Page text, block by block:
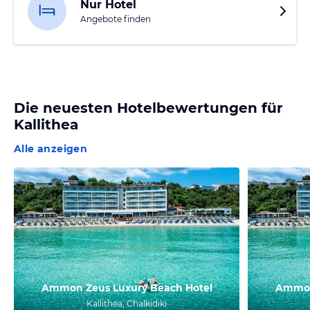
Nur Hotel
Angebote finden
Die neuesten Hotelbewertungen für
Kallithea
Alle anzeigen
Ammon Zeus Luxury Beach Hotel
Kallithea, Chalkidiki